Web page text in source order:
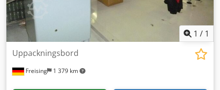
1 / 1
Freising 1 379 km
Uppackningsbord